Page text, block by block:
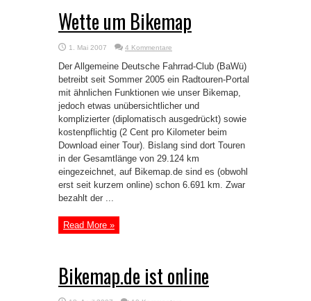
Wette um Bikemap
1. Mai 2007 4 Kommentare
Der Allgemeine Deutsche Fahrrad-Club (BaWü)
betreibt seit Sommer 2005 ein Radtouren-Portal
mit ähnlichen Funktionen wie unser Bikemap,
jedoch etwas unübersichtlicher und
komplizierter (diplomatisch ausgedrückt) sowie
kostenpflichtig (2 Cent pro Kilometer beim
Download einer Tour). Bislang sind dort Touren
in der Gesamtlänge von 29.124 km
eingezeichnet, auf Bikemap.de sind es (obwohl
erst seit kurzem online) schon 6.691 km. Zwar
bezahlt der ...
Read More »
Bikemap.de ist online